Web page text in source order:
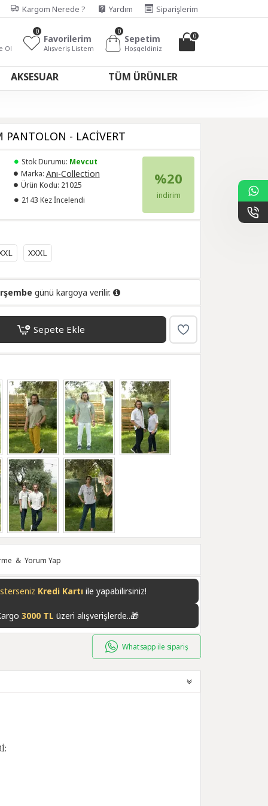
Kargom Nerede ? Yardım Siparişlerim
Ol
Favorilerim
Alışveriş Listem
0
Sepetim
Hoşgeldiniz
0
0
AKSESUAR TÜM ÜRÜNLER
PANTOLON - LACİVERT
& Yorum Yap
Stok Durumu: Mevcut
Marka: Anı-Collection
Ürün Kodu: 21025
2143 Kez İncelendi
%20
indirim
XXXL
günü kargoya verilir.
Sepete Ekle
Havale/EFT ile yapabilirsiniz!
3000 TL üzeri alışverişlerde..🎁
Whatsapp ile sipariş